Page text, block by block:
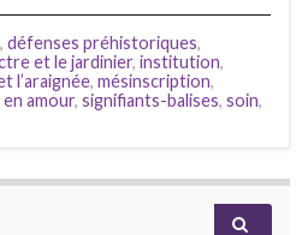
, défenses préhistoriques,
et le jardinier, institution,
l’araignée, mésinscription,
amour, signifiants-balises, soin,